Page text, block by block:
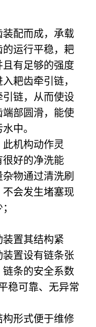
配而成，承载
运行平稳，耙
有足够的强度
耙齿牵引链，
链，从而使设
部圆滑，能使
中。
机构动作灵
好的净洗能
物通过清洗刷
会发生堵塞现
置其结构紧
置设有链条张
条的安全系数
稳可靠、无异常
形式便于维修